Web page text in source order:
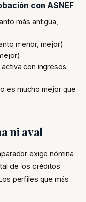
con ASNEF
más antigua,
menor, mejor)
con ingresos
es mucho mejor que
ni aval
exige nómina
de los créditos
perfiles que más